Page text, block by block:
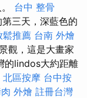
台中 整骨
三天，深藍色的
鬆推薦 台南 外燴
觀，這是大畫家
的lindos大約距離
北區按摩 台中按
外燴 註冊台灣